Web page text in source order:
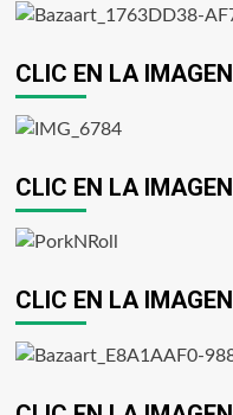
CLIC EN LA IMAGEN
CLIC EN LA IMAGEN
CLIC EN LA IMAGEN